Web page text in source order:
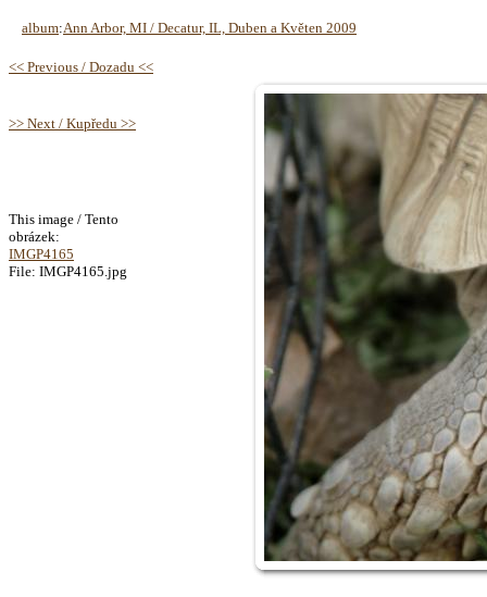
album:Ann Arbor, MI / Decatur, IL, Duben a Květen 2009
<< Previous / Dozadu <<
>> Next / Kupředu >>
This image / Tento
obrázek:
IMGP4165
File: IMGP4165.jpg